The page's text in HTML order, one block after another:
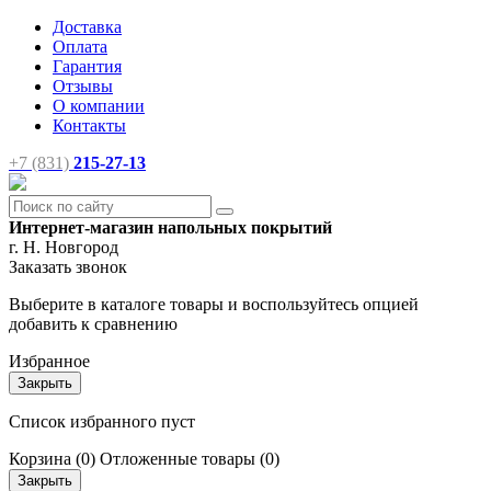
Доставка
Оплата
Гарантия
Отзывы
О компании
Контакты
+7 (831) 215-27-13
Интернет-магазин напольных покрытий
г. Н. Новгород
Заказать звонок
Выберите в каталоге товары и воспользуйтесь опцией
добавить к сравнению
Избранное
Закрыть
Список избранного пуст
Корзина (0) Отложенные товары (0)
Закрыть